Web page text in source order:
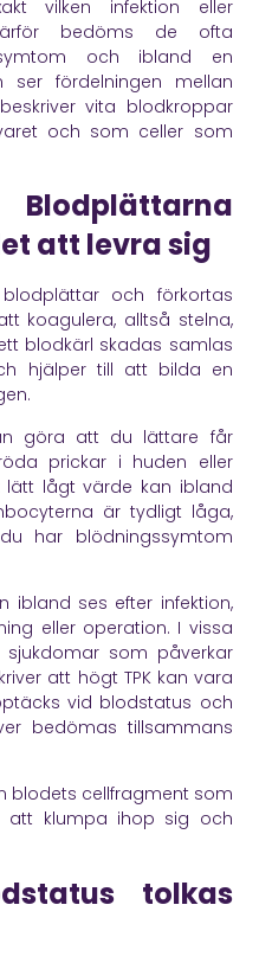
vilken infektion eller
bedöms de ofta
och ibland en
ser fördelningen mellan
beskriver vita blodkroppar
och som celler som
att levra sig
och förkortas
koagulera, alltså stelna,
blodkärl skadas samlas
hjälper till att bilda en
göra att du lättare får
prickar i huden eller
lätt lågt värde kan ibland
är tydligt låga,
har blödningssymtom
ibland ses efter infektion,
eller operation. I vissa
som påverkar
att högt TPK kan vara
vid blodstatus och
bedömas tillsammans
blodets cellfragment som
att klumpa ihop sig och
tolkas